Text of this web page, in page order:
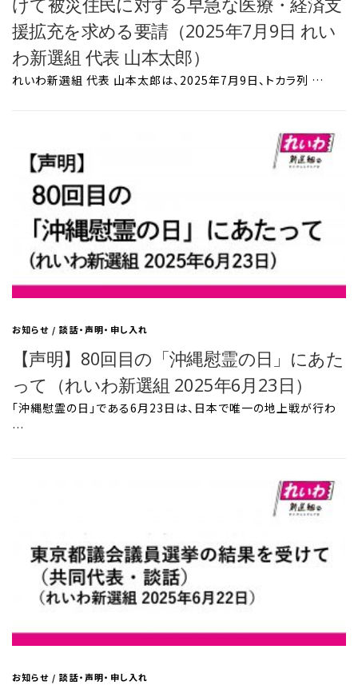
援拡充を求める要請（2025年7月9日 れい
わ新選組 代表 山本太郎）
れいわ新選組 代表 山本太郎は、2025年7月9日、トカラ列 …
お知らせ/談話・声明・申し入れ
【声明】80回目の「沖縄慰霊の日」にあた
って（れいわ新選組 2025年6月23日）
「沖縄慰霊の日」である6月23日は、日本で唯一の地上戦が行わ
…
お知らせ/談話・声明・申し入れ